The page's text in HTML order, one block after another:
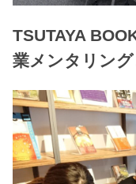
TSUTAYA
業メンタリン